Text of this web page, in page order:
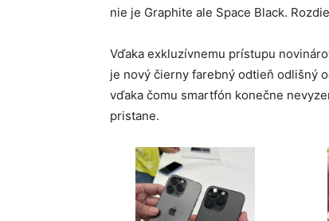
nie je Graphite ale Space Black.
Vďaka exkluzívnemu prístupu
je nový čierny farebný odtieň odlišný
vďaka čomu smartfón konečne
pristane.